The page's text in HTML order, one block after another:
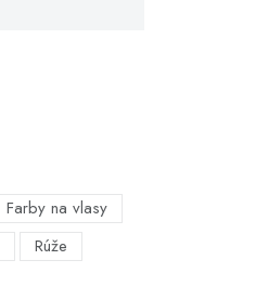
Farby na vlasy
Rúže